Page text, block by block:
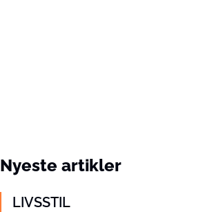
Nyeste artikler
LIVSSTIL